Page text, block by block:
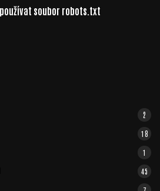
soubor robots.txt
2
18
1
45